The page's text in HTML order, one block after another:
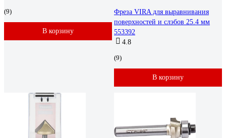
(9)
В корзину
Фреза VIRA для выравнивания
поверхностей и слэбов 25.4 мм
553392
4.8
(9)
В корзину